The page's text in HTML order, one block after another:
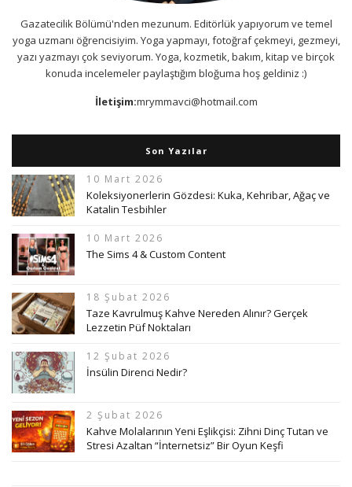
Gazatecilik Bölümü'nden mezunum. Editörlük yapıyorum ve temel
yoga uzmanı öğrencisiyim. Yoga yapmayı, fotoğraf çekmeyi, gezmeyi,
yazı yazmayı çok seviyorum. Yoga, kozmetik, bakım, kitap ve birçok
konuda incelemeler paylaştığım bloğuma hoş geldiniz :)
İletişim:mrymmavci@hotmail.com
Son Yazılar
10 Mart 2026
Koleksiyonerlerin Gözdesi: Kuka, Kehribar, Ağaç ve
Katalin Tesbihler
10 Mart 2026
The Sims 4 & Custom Content
18 Şubat 2026
Taze Kavrulmuş Kahve Nereden Alınır? Gerçek
Lezzetin Püf Noktaları
12 Şubat 2026
İnsülin Direnci Nedir?
2 Şubat 2026
Kahve Molalarının Yeni Eşlikçisi: Zihni Dinç Tutan ve
Stresi Azaltan “İnternetsiz” Bir Oyun Keşfi